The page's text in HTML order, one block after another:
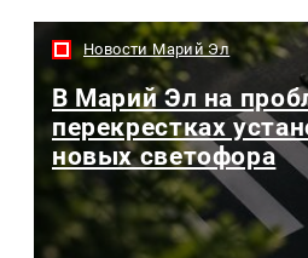
Новости Марий Эл
В Марий Эл на
перекрестках
новых светофора